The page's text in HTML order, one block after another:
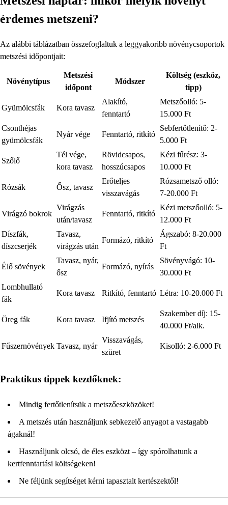
érdemes metszeni?
Az alábbi táblázatban összefoglaltuk a leggyakoribb növénycsoportok
metszési időpontjait:
Növénytípus
Metszési
időpont
Módszer
Költség (eszköz,
tipp)
Gyümölcsfák Kora tavasz
Alakító,
fenntartó
Metszőolló: 5-
15.000 Ft
Csonthéjas
gyümölcsfák
Nyár vége Fenntartó, ritkító
Sebfertőtlenítő: 2-
5.000 Ft
Szőlő
Tél vége,
kora tavasz
Rövidcsapos,
hosszúcsapos
Kézi fűrész: 3-
10.000 Ft
Rózsák Ősz, tavasz
Erőteljes
visszavágás
Rózsametsző olló:
7-20.000 Ft
Virágzó bokrok
Virágzás
után/tavasz
Fenntartó, ritkító
Kézi metszőolló: 5-
12.000 Ft
Díszfák,
díszcserjék
Tavasz,
virágzás után
Formázó, ritkító
Ágszabó: 8-20.000
Ft
Élő sövények
Tavasz, nyár,
ősz
Formázó, nyírás
Sövényvágó: 10-
30.000 Ft
Lombhullató
fák
Kora tavasz Ritkító, fenntartó Létra: 10-20.000 Ft
Öreg fák Kora tavasz Ifjító metszés
Szakember díj: 15-
40.000 Ft/alk.
Fűszernövények Tavasz, nyár
Visszavágás,
szüret
Kisolló: 2-6.000 Ft
Praktikus tippek kezdőknek:
Mindig fertőtlenítsük a metszőeszközöket!
A metszés után használjunk sebkezelő anyagot a vastagabb
ágaknál!
Használjunk olcsó, de éles eszközt – így spórolhatunk a
kertfenntartási költségeken!
Ne féljünk segítséget kérni tapasztalt kertészektől!